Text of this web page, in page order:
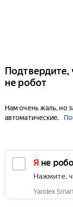
Подтвердите,
не робот
Нам очень жаль, но
автоматические.
Я не
Нажмите,
Yandex